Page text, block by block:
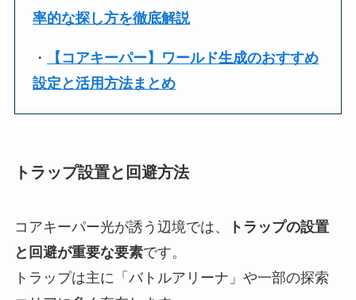
率的な探し方を徹底解説
・
【コアキーパー】ワールド生成のおすすめ
設定と活用方法まとめ
トラップ設置と回避方法
コアキーパー光が誘う辺境では、
トラップの設置
と回避が重要な要素です。
トラップは主に「バトルアリーナ」や一部の探索